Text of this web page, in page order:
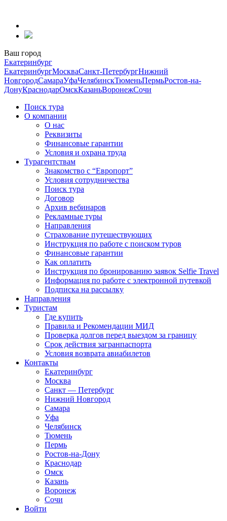
содержанию
Ваш город
Екатеринбург
ЕкатеринбургМоскваСанкт-ПетербургНижний
НовгородСамараУфаЧелябинскТюменьПермьРостов-на-
ДонуКраснодарОмскКазаньВоронежСочи
Поиск тура
О компании
О нас
Реквизиты
Финансовые гарантии
Условия и охрана труда
Турагентствам
Знакомство с “Европорт”
Условия сотрудничества
Поиск тура
Договор
Архив вебинаров
Рекламные туры
Направления
Страхование путешествующих
Инструкция по работе с поиском туров
Финансовые гарантии
Как оплатить
Инструкция по бронированию заявок Selfie Travel
Информация по работе с электронной путевкой
Подписка на рассылку
Направления
Туристам
Где купить
Правила и Рекомендации МИД
Проверка долгов перед выездом за границу
Срок действия загранпаспорта
Условия возврата авиабилетов
Контакты
Екатеринбург
Москва
Санкт — Петербург
Нижний Новгород
Самара
Уфа
Челябинск
Тюмень
Пермь
Ростов-на-Дону
Краснодар
Омск
Казань
Воронеж
Сочи
Войти